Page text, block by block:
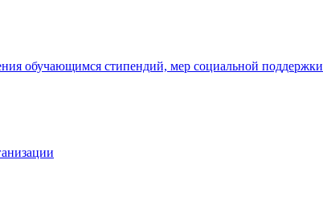
обучающимся стипендий, мер социальной поддержки